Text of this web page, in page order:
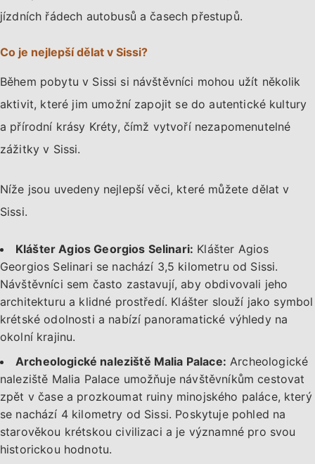
jízdních řádech autobusů a časech přestupů.
Co je nejlepší dělat v Sissi?
Během pobytu v Sissi si návštěvníci mohou užít několik
aktivit, které jim umožní zapojit se do autentické kultury
a přírodní krásy Kréty, čímž vytvoří nezapomenutelné
zážitky v Sissi.
Níže jsou uvedeny nejlepší věci, které můžete dělat v
Sissi.
Klášter Agios Georgios Selinari: Klášter Agios
Georgios Selinari se nachází 3,5 kilometru od Sissi.
Návštěvníci sem často zastavují, aby obdivovali jeho
architekturu a klidné prostředí. Klášter slouží jako symbol
krétské odolnosti a nabízí panoramatické výhledy na
okolní krajinu.
Archeologické naleziště Malia Palace: Archeologické
naleziště Malia Palace umožňuje návštěvníkům cestovat
zpět v čase a prozkoumat ruiny minojského paláce, který
se nachází 4 kilometry od Sissi. Poskytuje pohled na
starověkou krétskou civilizaci a je významné pro svou
historickou hodnotu.